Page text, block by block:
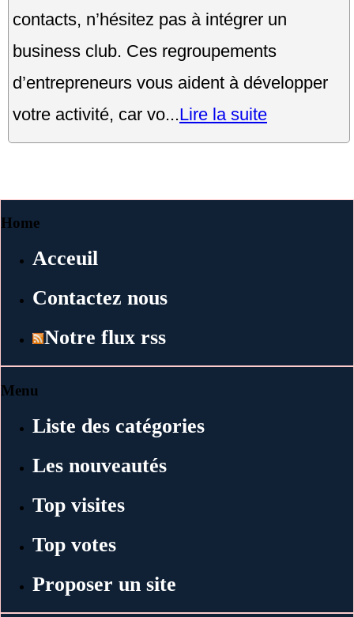
contacts, n’hésitez pas à intégrer un
business club. Ces regroupements
d’entrepreneurs vous aident à développer
votre activité, car vo...Lire la suite
Home
Acceuil
Contactez nous
Notre flux rss
Menu
Liste des catégories
Les nouveautés
Top visites
Top votes
Proposer un site